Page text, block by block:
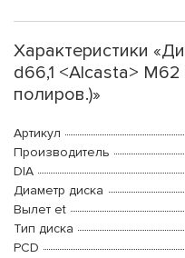
Характеристики
d66,1 <Alcasta>
полиров.)»
Артикул
Производитель
DIA
Диаметр диска
Вылет et
Тип диска
PCD